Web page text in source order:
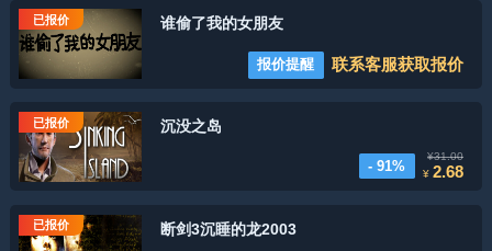
已报价 谁偷了我的女朋友
报价提醒 联系客服获取报价
已报价 沉没之岛
- 91%
¥31.00
¥2.68
已报价 断剑3沉睡的龙2003